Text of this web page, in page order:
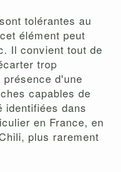
tolérantes au
élément peut
Il convient tout de
trop
d'une
capables de
identifiées dans
en France, en
plus rarement